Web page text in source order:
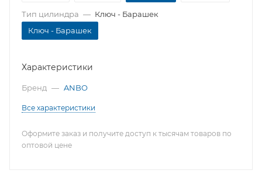
Тип цилиндра — Ключ - Барашек
Ключ - Барашек
Характеристики
Бренд — ANBO
Все характеристики
Оформите заказ и получите доступ к тысячам товаров по
оптовой цене